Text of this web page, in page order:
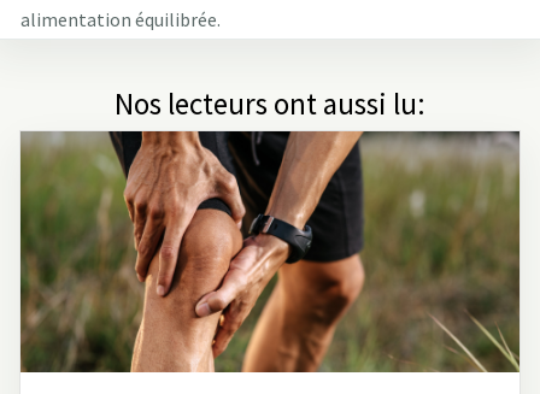
alimentation équilibrée.
Nos lecteurs ont aussi lu: